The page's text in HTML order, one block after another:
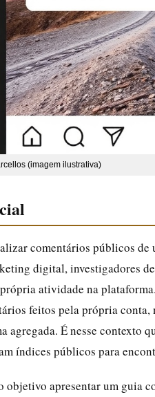
(imagem ilustrativa)
comentários públicos de
digital, investigadores
atividade na
feitos pela própria
agregada. É nesse contexto
índices públicos para
objetivo apresentar um guia